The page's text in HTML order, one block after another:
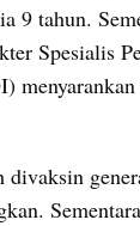
9 tahun.
Spesialis
divaksin